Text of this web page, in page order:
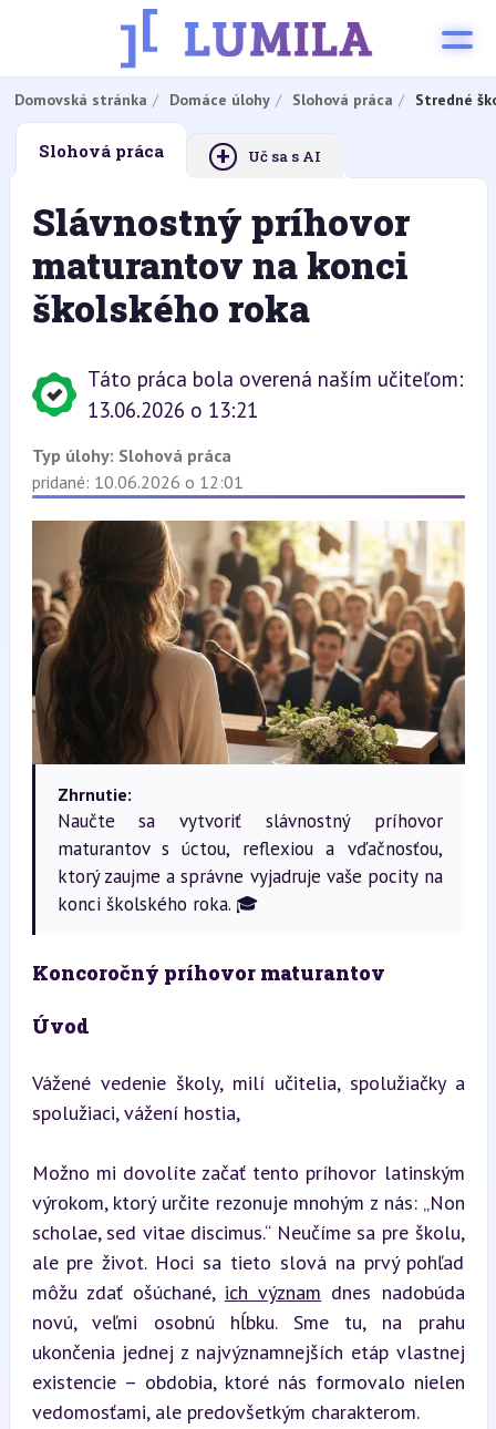
Domovská stránka Domáce úlohy Slohová práca Stredné
Slohová práca + Uč sa s AI
Slávnostný príhovor
maturantov na konci
školského roka
Táto práca bola overená naším učiteľom:
13.06.2026 o 13:21
Typ úlohy: Slohová práca
pridané: 10.06.2026 o 12:01
Zhrnutie:
Naučte sa vytvoriť slávnostný príhovor
maturantov s úctou, reflexiou a vďačnosťou,
ktorý zaujme a správne vyjadruje vaše pocity na
konci školského roka. 🎓
Koncoročný príhovor maturantov
Úvod
Vážené vedenie školy, milí učitelia, spolužiačky a
spolužiaci, vážení hostia,
Možno mi dovolíte začať tento príhovor latinským
výrokom, ktorý určite rezonuje mnohým z nás: „Non
scholae, sed vitae discimus.“ Neučíme sa pre školu,
ale pre život. Hoci sa tieto slová na prvý pohľad
môžu zdať ošúchané, ich význam dnes nadobúda
novú, veľmi osobnú hĺbku. Sme tu, na prahu
ukončenia jednej z najvýznamnejších etáp vlastnej
existencie – obdobia, ktoré nás formovalo nielen
vedomosťami, ale predovšetkým charakterom.